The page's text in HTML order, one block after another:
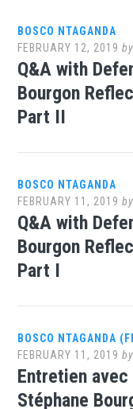
BOSCO NTAGANDA
FEBRUARY 12, 2019 by
Q&A with
Bourgon
Part II
BOSCO NTAGANDA
FEBRUARY 11, 2019 by
Q&A with
Bourgon
Part I
BOSCO NTAGANDA
FEBRUARY 11, 2019 by
Entretien avec
Stéphane